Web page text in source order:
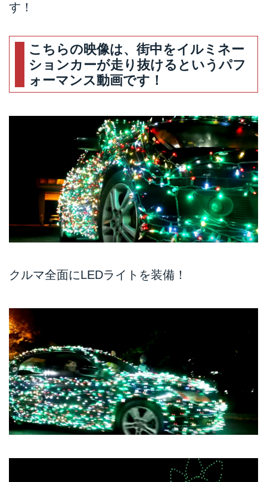
す！
こちらの映像は、街中をイルミネー
ションカーが走り抜けるというパフ
ォーマンス動画です！
クルマ全面にLEDライトを装備！